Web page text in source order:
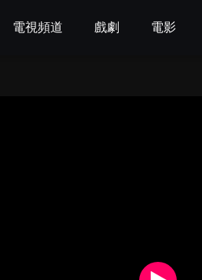
電視頻道 戲劇 電影